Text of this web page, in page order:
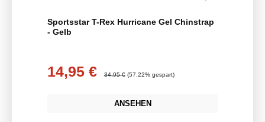
Sportsstar T-Rex Hurricane Gel Chinstrap
- Gelb
Verkaufspreis:
14,95 € 34,95 € (57.22% gespart)
ANSEHEN